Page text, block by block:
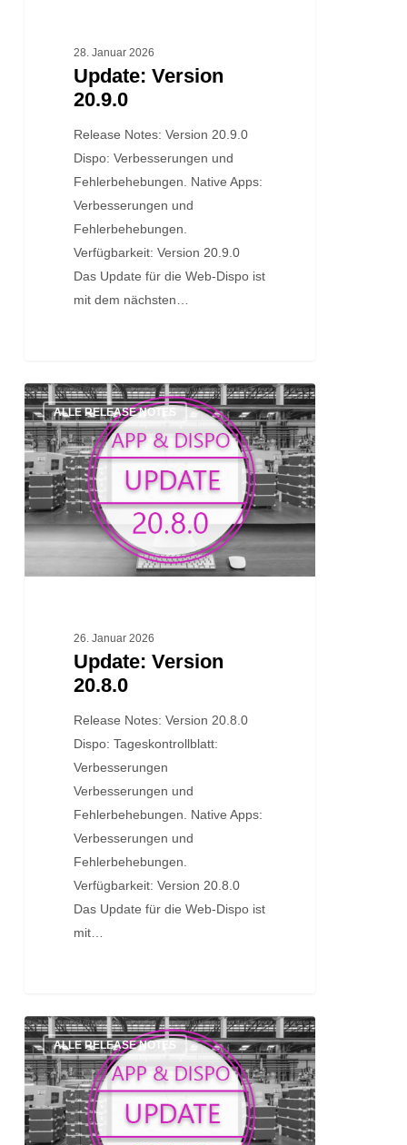
28. Januar 2026
Update: Version
20.9.0
Release Notes: Version 20.9.0
Dispo: Verbesserungen und
Fehlerbehebungen. Native Apps:
Verbesserungen und
Fehlerbehebungen.
Verfügbarkeit: Version 20.9.0
Das Update für die Web-Dispo ist
mit dem nächsten…
Update:
Version
20.8.0
ALLE RELEASE NOTES
26. Januar 2026
Update: Version
20.8.0
Release Notes: Version 20.8.0
Dispo: Tageskontrollblatt:
Verbesserungen
Verbesserungen und
Fehlerbehebungen. Native Apps:
Verbesserungen und
Fehlerbehebungen.
Verfügbarkeit: Version 20.8.0
Das Update für die Web-Dispo ist
mit…
Update:
Version
20.7.0
ALLE RELEASE NOTES